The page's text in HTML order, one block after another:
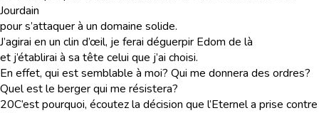
Jourdain
pour s’attaquer à un domaine solide.
J’agirai en un clin d’œil, je ferai déguerpir Edom de là
et j’établirai à sa tête celui que j’ai choisi.
En effet, qui est semblable à moi? Qui me donnera des ordres?
Quel est le berger qui me résistera?
20C’est pourquoi, écoutez la décision que l’Eternel a prise contre